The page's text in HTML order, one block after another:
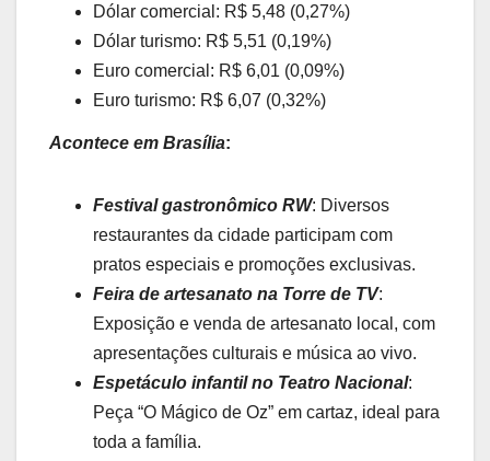
Dólar comercial: R$ 5,48 (0,27%)
Dólar turismo: R$ 5,51 (0,19%)
Euro comercial: R$ 6,01 (0,09%)
Euro turismo: R$ 6,07 (0,32%)
Acontece em Brasília:
Festival gastronômico RW: Diversos
restaurantes da cidade participam com
pratos especiais e promoções exclusivas.
Feira de artesanato na Torre de TV:
Exposição e venda de artesanato local, com
apresentações culturais e música ao vivo.
Espetáculo infantil no Teatro Nacional:
Peça “O Mágico de Oz” em cartaz, ideal para
toda a família.